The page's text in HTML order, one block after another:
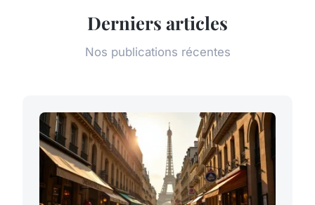
Derniers articles
Nos publications récentes